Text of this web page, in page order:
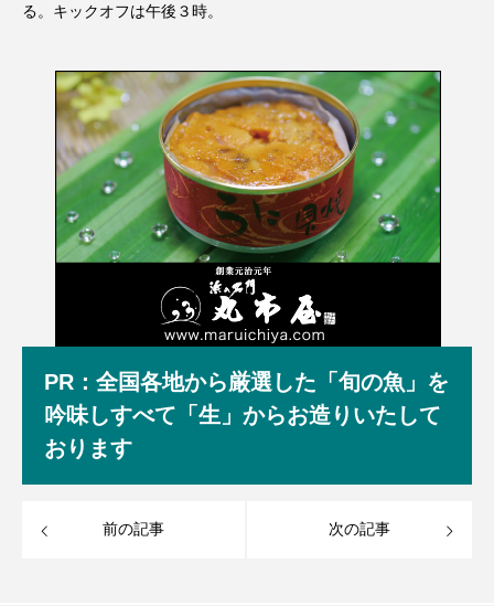
る。キックオフは午後３時。
PR：全国各地から厳選した「旬の魚」を
吟味しすべて「生」からお造りいたして
おります
前の記事 次の記事